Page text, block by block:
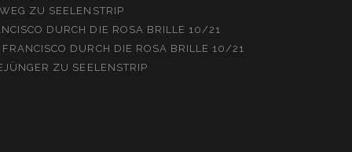
ZU SEELENSTRIP
DURCH DIE ROSA BRILLE 10/21
FRANCISCO DURCH DIE ROSA BRILLE 10/21
ZU SEELENSTRIP